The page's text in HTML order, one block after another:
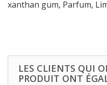
xanthan gum, Parfum,
LES CLIENTS QUI
PRODUIT ONT